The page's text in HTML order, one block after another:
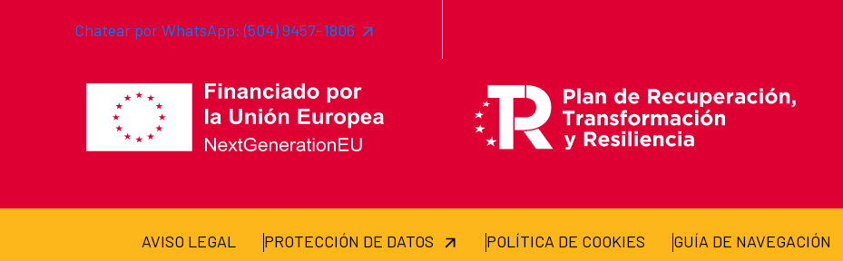
Chatear por WhatsApp: (504) 9457-1806
AVISO LEGAL PROTECCIÓN DE DATOS POLÍTICA DE COOKIES GUÍA DE NAVEGACIÓN